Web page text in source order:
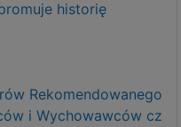
historię
Rekomendowanego
i Wychowawców cz